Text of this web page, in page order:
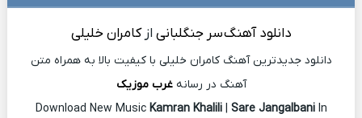
دانلود آهنگسر جنگلبانی ازکامران خلیلی
دانلود جدیدترین آهنگ کامران خلیلی با کیفیت بالا به همراه متن
آهنگ در رسانهغرب موزیک
Download New Music Kamran Khalili| Sare JangalbaniIn